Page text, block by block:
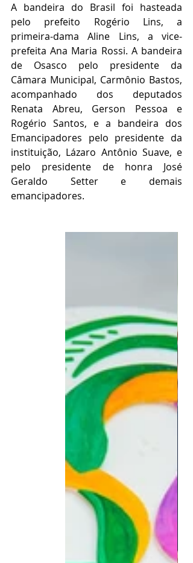
A bandeira do Brasil foi hasteada
pelo prefeito Rogério Lins, a
primeira-dama Aline Lins, a vice-
prefeita Ana Maria Rossi. A bandeira
de Osasco pelo presidente da
Câmara Municipal, Carmônio Bastos,
acompanhado dos deputados
Renata Abreu, Gerson Pessoa e
Rogério Santos, e a bandeira dos
Emancipadores pelo presidente da
instituição, Lázaro Antônio Suave, e
pelo presidente de honra José
Geraldo Setter e demais
emancipadores.